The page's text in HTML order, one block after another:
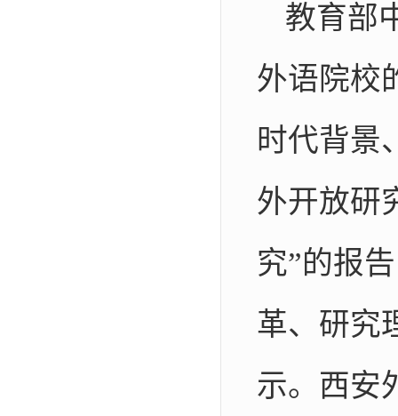
教育部
外语院校
时代背景
外开放研
究”的报
革、研究
示。西安